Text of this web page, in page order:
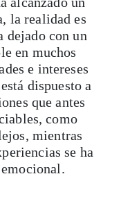
la realidad es
dejado con un
en muchos
e intereses
dispuesto a
que antes
como
mientras
se ha